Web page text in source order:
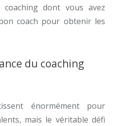
dont vous avez
coach pour obtenir les
du coaching
énormément pour
mais le véritable défi